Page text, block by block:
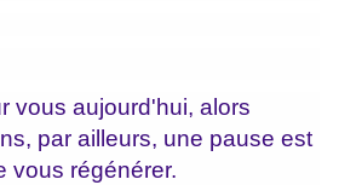
vous aujourd'hui, alors
par ailleurs, une pause est
vous régénérer.